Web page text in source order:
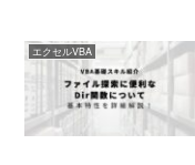
エクセルVBA